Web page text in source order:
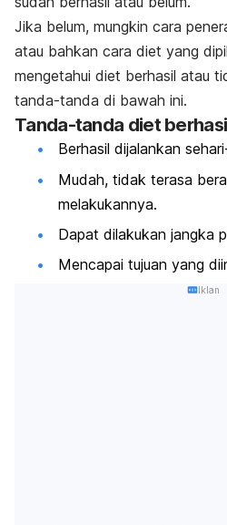
Jika belum, mungkin cara
atau bahkan cara diet yang
mengetahui diet berhasil atau
tanda-tanda di bawah ini.
Tanda-tanda diet
Berhasil dijalankan
Mudah, tidak terasa
melakukannya.
Dapat dilakukan jangka
Mencapai tujuan yang
Iklan